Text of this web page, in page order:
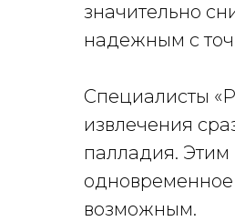
значительно
надежным с
Специалисты
извлечения
палладия. Этим
одновременное
возможным.